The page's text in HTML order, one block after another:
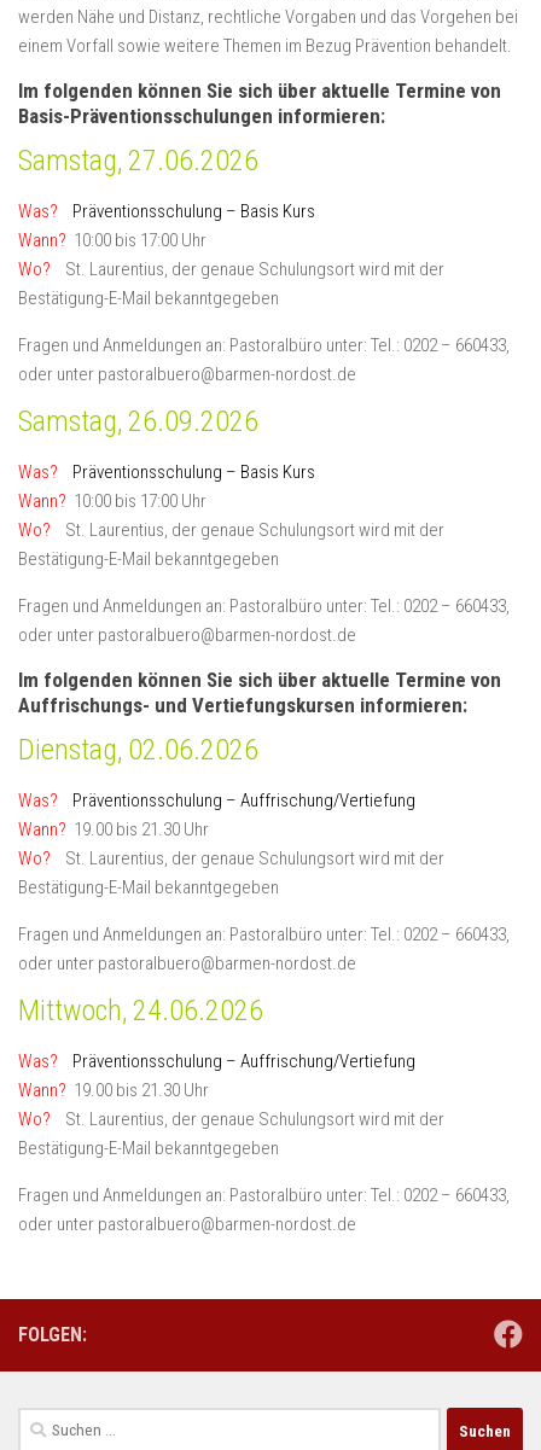
werden Nähe und Distanz, rechtliche Vorgaben und das Vorgehen bei
einem Vorfall sowie weitere Themen im Bezug Prävention behandelt.
Im folgenden können Sie sich über aktuelle Termine von
Basis-Präventionsschulungen informieren:
Samstag, 27.06.2026
Was? Präventionsschulung – Basis Kurs
Wann? 10:00 bis 17:00 Uhr
Wo? St. Laurentius, der genaue Schulungsort wird mit der
Bestätigung-E-Mail bekanntgegeben
Fragen und Anmeldungen an: Pastoralbüro unter: Tel.: 0202 – 660433,
oder unter pastoralbuero@barmen-nordost.de
Samstag, 26.09.2026
Was? Präventionsschulung – Basis Kurs
Wann? 10:00 bis 17:00 Uhr
Wo? St. Laurentius, der genaue Schulungsort wird mit der
Bestätigung-E-Mail bekanntgegeben
Fragen und Anmeldungen an: Pastoralbüro unter: Tel.: 0202 – 660433,
oder unter pastoralbuero@barmen-nordost.de
Im folgenden können Sie sich über aktuelle Termine von
Auffrischungs- und Vertiefungskursen informieren:
Dienstag, 02.06.2026
Was? Präventionsschulung – Auffrischung/Vertiefung
Wann? 19.00 bis 21.30 Uhr
Wo? St. Laurentius, der genaue Schulungsort wird mit der
Bestätigung-E-Mail bekanntgegeben
Fragen und Anmeldungen an: Pastoralbüro unter: Tel.: 0202 – 660433,
oder unter pastoralbuero@barmen-nordost.de
Mittwoch, 24.06.2026
Was? Präventionsschulung – Auffrischung/Vertiefung
Wann? 19.00 bis 21.30 Uhr
Wo? St. Laurentius, der genaue Schulungsort wird mit der
Bestätigung-E-Mail bekanntgegeben
Fragen und Anmeldungen an: Pastoralbüro unter: Tel.: 0202 – 660433,
oder unter pastoralbuero@barmen-nordost.de
FOLGEN:
Suchen